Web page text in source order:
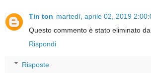
Tin ton martedì, aprile 02, 2019
Questo commento è stato eliminato
Rispondi
Risposte